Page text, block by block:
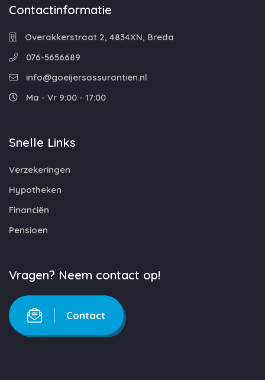
Contactinformatie
Overakkerstraat 2, 4834XN, Breda
076-5656689
info@goeijersassurantien.nl
Ma - Vr 9:00 - 17:00
Snelle Links
Verzekeringen
Hypotheken
Financiën
Pensioen
Vragen? Neem contact op!
Contact